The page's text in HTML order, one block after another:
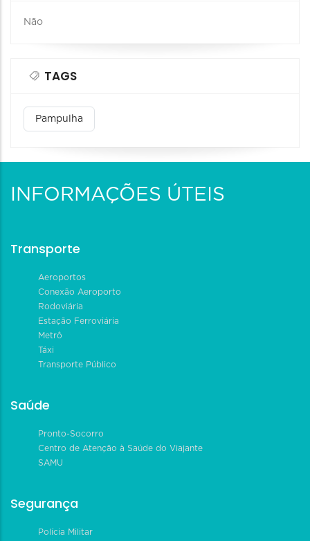
Não
TAGS
Pampulha
INFORMAÇÕES ÚTEIS
Transporte
Aeroportos
Conexão Aeroporto
Rodoviária
Estação Ferroviária
Metrô
Táxi
Transporte Público
Saúde
Pronto-Socorro
Centro de Atenção à Saúde do Viajante
SAMU
Segurança
Polícia Militar